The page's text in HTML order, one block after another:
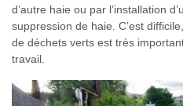
d’autre haie ou par l’installation
suppression de haie. C’est
de déchets verts est très
travail.